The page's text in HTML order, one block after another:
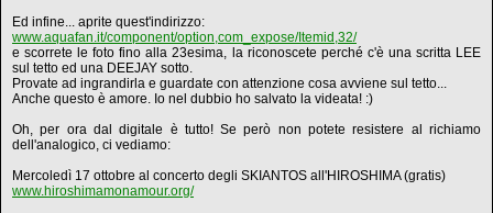
Ed infine... aprite quest'indirizzo:
www.aquafan.it/component/option,com_expose/Itemid,32/
e scorrete le foto fino alla 23esima, la riconoscete perché c'è una scritta LEE
sul tetto ed una DEEJAY sotto.
Provate ad ingrandirla e guardate con attenzione cosa avviene sul tetto...
Anche questo è amore. Io nel dubbio ho salvato la videata! :)
Oh, per ora dal digitale è tutto! Se però non potete resistere al richiamo
dell'analogico, ci vediamo:
Mercoledì 17 ottobre al concerto degli SKIANTOS all'HIROSHIMA (gratis)
www.hiroshimamonamour.org/